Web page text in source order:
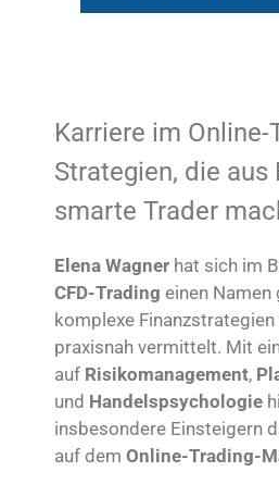
Karriere im Online-
Strategien, die aus
smarte Trader
Elena Wagner hat sich im
CFD-Trading einen Namen
komplexe
praxisnah vermittelt. Mit
auf Risikomanagement,
und Handelspsychologie
insbesondere Einsteigern
auf dem Online-Trading-